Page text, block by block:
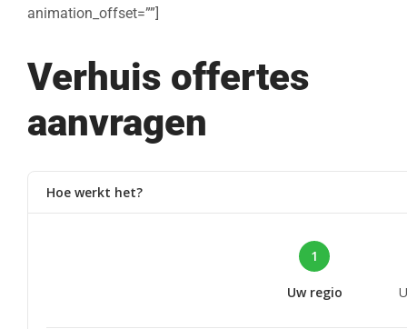
animation_offset=””]
Verhuis offertes
aanvragen